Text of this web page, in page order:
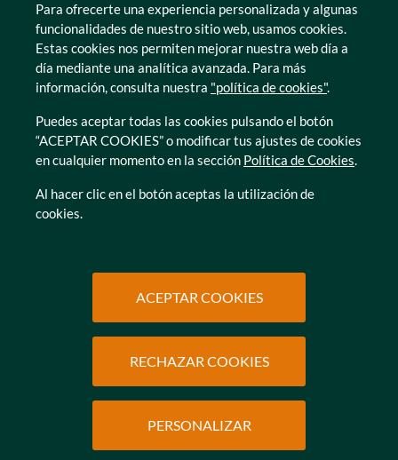
Murcia
Tarragona
Zamora
© Caser Residencial 2026
SOLICITAR
INFORMACIÓN
Para ofrecerte una experiencia personalizada y algunas
funcionalidades de nuestro sitio web, usamos cookies.
Estas cookies nos permiten mejorar nuestra web día a
día mediante una analítica avanzada. Para más
información, consulta nuestra "política de cookies".
Puedes aceptar todas las cookies pulsando el botón
“ACEPTAR COOKIES” o modificar tus ajustes de cookies
en cualquier momento en la sección Política de Cookies.
Al hacer clic en el botón aceptas la utilización de
cookies.
ACEPTAR COOKIES
RECHAZAR COOKIES
PERSONALIZAR